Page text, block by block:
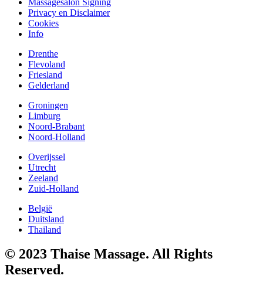
Privacy en Disclaimer
Cookies
Info
Drenthe
Flevoland
Friesland
Gelderland
Groningen
Limburg
Noord-Brabant
Noord-Holland
Overijssel
Utrecht
Zeeland
Zuid-Holland
België
Duitsland
Thailand
© 2023 Thaise Massage. All Rights
Reserved.